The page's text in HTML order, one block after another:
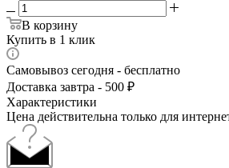
В корзину
Купить в 1 клик
Самовывоз сегодня - бесплатно
Доставка завтра - 500 ₽
Характеристики
Цена действительна только для